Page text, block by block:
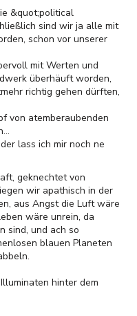
&quot;political
sind wir ja alle mit
schon vor unserer
mit Werten und
überhäuft worden,
richtig gehen dürften,
von atemberaubenden
lass ich mir noch ne
geknechtet von
wir apathisch in der
aus Angst die Luft wäre
wäre unrein, da
sind, und ach so
blauen Planeten
hinter dem